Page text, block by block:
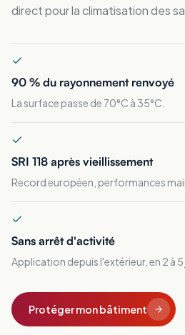
direct pour la climatisation des
90 % du rayonnement renvoyé
La surface passe de 70°C à 35°C.
SRI 118 après vieillissement
Record européen, performances
Sans arrêt d'activité
Application depuis l'extérieur, en 2 à 5
Protéger mon bâtiment